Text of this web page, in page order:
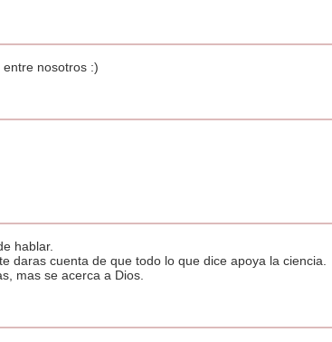
nosotros :)
hablar.
daras cuenta de que todo lo que dice apoya la ciencia.
mas se acerca a Dios.